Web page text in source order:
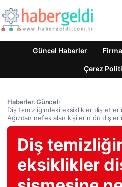
Güncel Haberler
Çerez
Haberler›Güncel›
Diş temizliğindeki eksiklikler diş
Ağızdan nefes alan kişilerin ön
Diş
eksiklikler